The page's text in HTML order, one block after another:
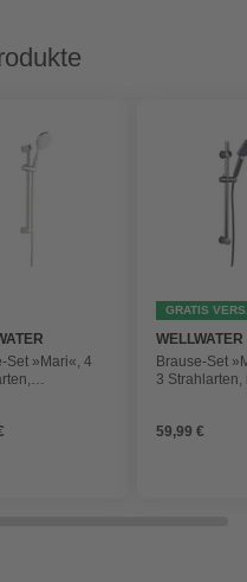
Set »Mari«, 4
GRATIS
WELLWATER
Brause-Set
3
59,99 €